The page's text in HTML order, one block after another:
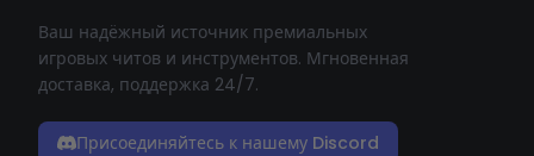
Ваш надёжный источник премиальных
игровых читов и инструментов. Мгновенная
доставка, поддержка 24/7.
Присоединяйтесь к нашему Discord